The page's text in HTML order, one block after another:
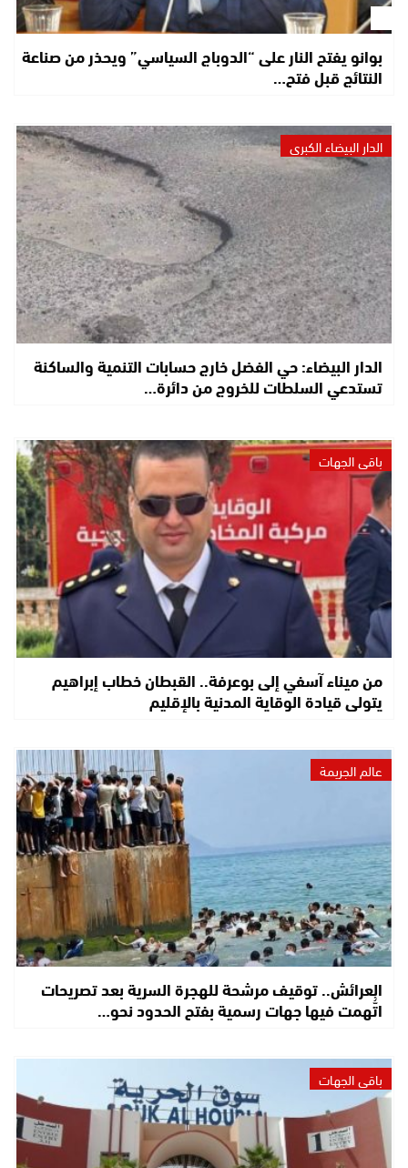
بوانو يفتح النار على “الدوباج السياسي” ويحذر من صناعة
النتائج قبل فتح…
الدار البيضاء الكبرى
الدار البيضاء: حي الفضل خارج حسابات التنمية والساكنة
تستدعي السلطات للخروج من دائرة…
باقي الجهات
من ميناء آسفي إلى بوعرفة.. القبطان خطاب إبراهيم
يتولى قيادة الوقاية المدنية بالإقليم
عالم الجريمة
العرائش.. توقيف مرشحة للهجرة السرية بعد تصريحات
اتُّهمت فيها جهات رسمية بفتح الحدود نحو…
باقي الجهات